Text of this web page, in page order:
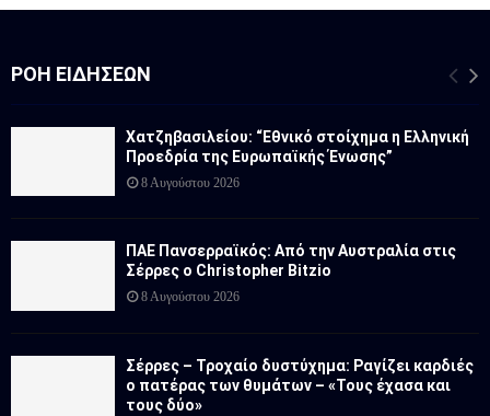
ΡΟΉ ΕΙΔΉΣΕΩΝ
Χατζηβασιλείου: “Εθνικό στοίχημα η Ελληνική
Προεδρία της Ευρωπαϊκής Ένωσης”
8 Αυγούστου 2026
ΠΑΕ Πανσερραϊκός: Από την Αυστραλία στις
Σέρρες ο Christopher Bitzio
8 Αυγούστου 2026
Σέρρες – Τροχαίο δυστύχημα: Ραγίζει καρδιές
ο πατέρας των θυμάτων – «Τους έχασα και
τους δύο»